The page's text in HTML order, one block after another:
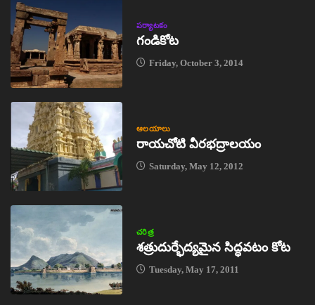
పర్యాటకం
గండికోట
Friday, October 3, 2014
ఆలయాలు
రాయచోటి వీరభద్రాలయం
Saturday, May 12, 2012
చరిత్ర
శత్రుదుర్భేద్యమైన సిద్ధవటం కోట
Tuesday, May 17, 2011